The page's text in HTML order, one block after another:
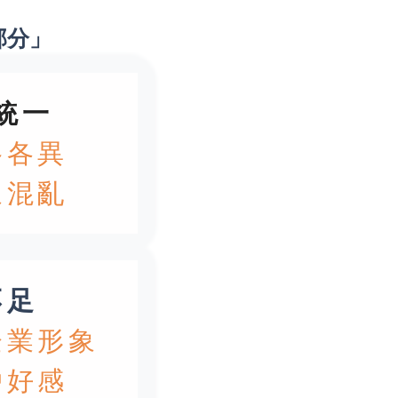
」
一
異
亂
形象
感